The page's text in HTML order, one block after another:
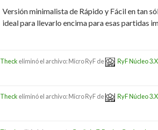
Versión minimalista de Rápido y Fácil en tan
ideal para llevarlo encima para esas partidas
Theck eliminó el archivo: Micro RyF de RyF Núcleo 3.X
Theck eliminó el archivo: Micro RyF de RyF Núcleo 3.X